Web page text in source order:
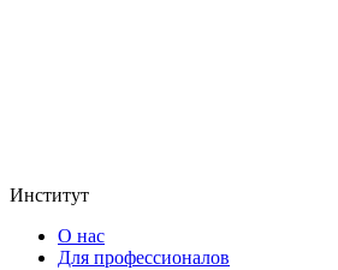
Институт
О нас
Для профессионалов